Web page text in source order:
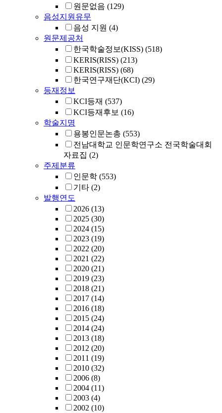
원문없음 (129)
음성지원유무
음성 지원 (4)
원문제공처
한국학술정보(KISS) (518)
KERIS(RISS) (213)
KERIS(RISS) (68)
한국연구재단(KCI) (29)
등재정보
KCI등재 (537)
KCI등재후보 (16)
학술지명
용봉인문논총 (553)
전남대학교 인문학연구소 전국학술대회
자료집 (2)
주제분류
인문학 (553)
기타 (2)
발행연도
2026 (13)
2025 (30)
2024 (15)
2023 (19)
2022 (20)
2021 (22)
2020 (21)
2019 (23)
2018 (21)
2017 (14)
2016 (18)
2015 (24)
2014 (24)
2013 (18)
2012 (20)
2011 (19)
2010 (32)
2006 (8)
2004 (11)
2003 (4)
2002 (10)